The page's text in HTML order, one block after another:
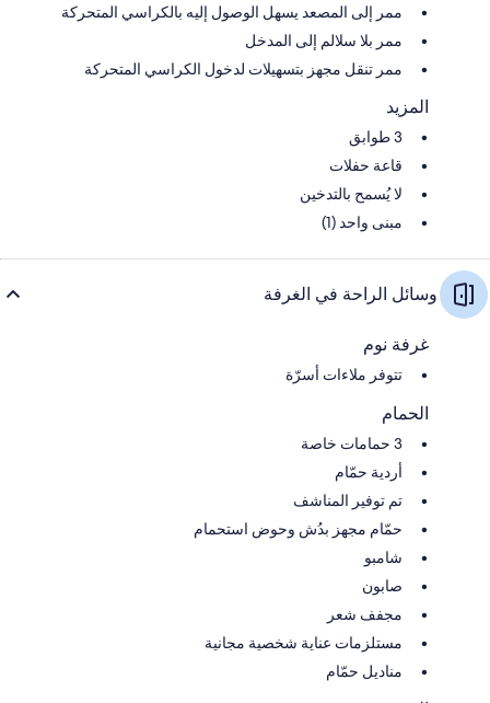
ممر إلى المصعد يسهل الوصول إليه بالكراسي المتحركة
ممر بلا سلالم إلى المدخل
ممر تنقل مجهز بتسهيلات لدخول الكراسي المتحركة
المزيد
3 طوابق
قاعة حفلات
لا يُسمح بالتدخين
مبنى واحد (1)
وسائل الراحة في الغرفة
غرفة نوم
تتوفر ملاءات أسرّة
الحمام
3 حمامات خاصة
أردية حمّام
تم توفير المناشف
حمّام مجهز بدُش وحوض استحمام
شامبو
صابون
مجفف شعر
مستلزمات عناية شخصية مجانية
مناديل حمّام